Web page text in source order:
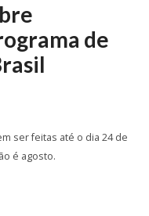
de
ser feitas até o dia 24 de
é agosto.